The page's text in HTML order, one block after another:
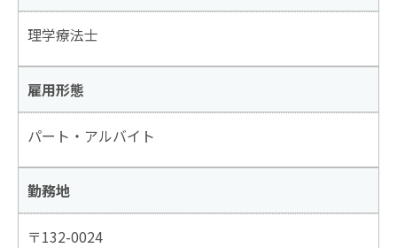
理学療法士
雇用形態
パート・アルバイト
勤務地
〒132-0024